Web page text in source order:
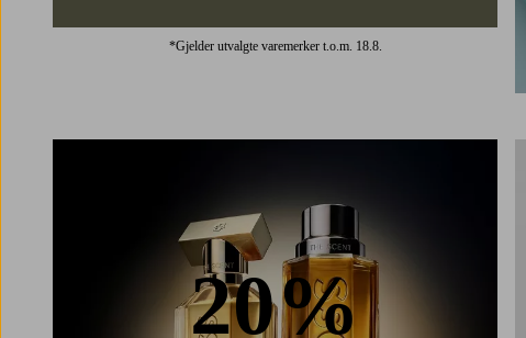
*Gjelder utvalgte varemerker t.o.m. 18.8.
20%